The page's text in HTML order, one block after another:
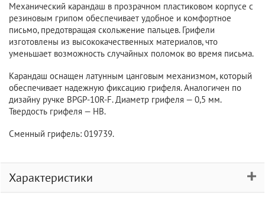
Механический карандаш в прозрачном пластиковом корпусе с
резиновым грипом обеспечивает удобное и комфортное
письмо, предотвращая скольжение пальцев. Грифели
изготовлены из высококачественных материалов, что
уменьшает возможность случайных поломок во время письма.
Карандаш оснащен латунным цанговым механизмом, который
обеспечивает надежную фиксацию грифеля. Аналогичен по
дизайну ручке BPGP-10R-F. Диаметр грифеля — 0,5 мм.
Твердость грифеля — НВ.
Сменный грифель: 019739.
Характеристики